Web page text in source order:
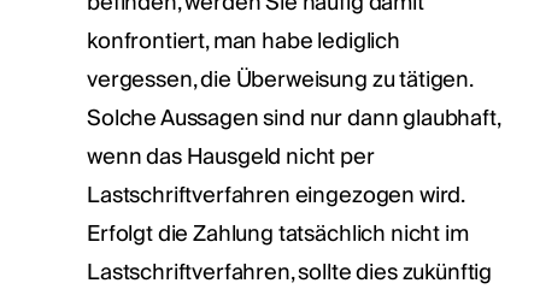
konfrontiert, man habe lediglich
vergessen, die Überweisung zu tätigen.
Solche Aussagen sind nur dann glaubhaft,
wenn das Hausgeld nicht per
Lastschriftverfahren eingezogen wird.
Erfolgt die Zahlung tatsächlich nicht im
Lastschriftverfahren, sollte dies zukünftig